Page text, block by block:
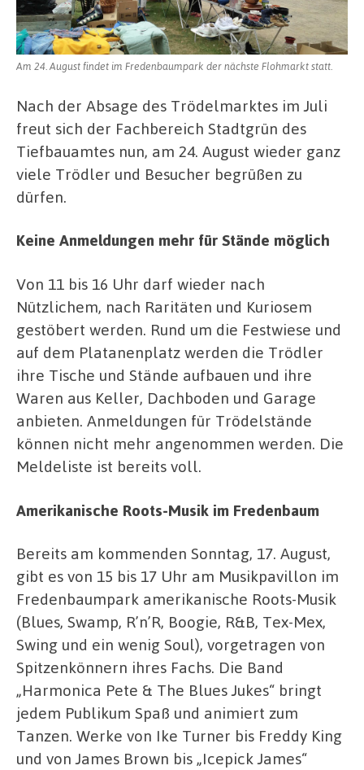
Am 24. August findet im Fredenbaumpark der nächste Flohmarkt statt.
Nach der Absage des Trödelmarktes im Juli
freut sich der Fachbereich Stadtgrün des
Tiefbauamtes nun, am 24. August wieder ganz
viele Trödler und Besucher begrüßen zu
dürfen.
Keine Anmeldungen mehr für Stände möglich
Von 11 bis 16 Uhr darf wieder nach
Nützlichem, nach Raritäten und Kuriosem
gestöbert werden. Rund um die Festwiese und
auf dem Platanenplatz werden die Trödler
ihre Tische und Stände aufbauen und ihre
Waren aus Keller, Dachboden und Garage
anbieten. Anmeldungen für Trödelstände
können nicht mehr angenommen werden. Die
Meldeliste ist bereits voll.
Amerikanische Roots-Musik im Fredenbaum
Bereits am kommenden Sonntag, 17. August,
gibt es von 15 bis 17 Uhr am Musikpavillon im
Fredenbaumpark amerikanische Roots-Musik
(Blues, Swamp, R’n’R, Boogie, R&B, Tex-Mex,
Swing und ein wenig Soul), vorgetragen von
Spitzenkönnern ihres Fachs. Die Band
„Harmonica Pete & The Blues Jukes“ bringt
jedem Publikum Spaß und animiert zum
Tanzen. Werke von Ike Turner bis Freddy King
und von James Brown bis „Icepick James“